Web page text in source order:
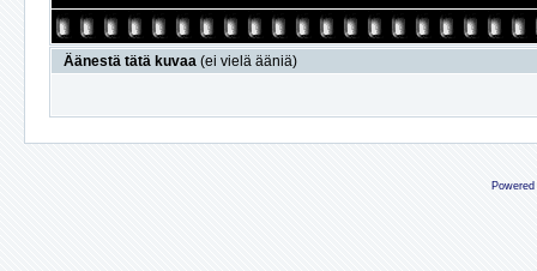
Äänestä tätä kuvaa (ei vielä ääniä)